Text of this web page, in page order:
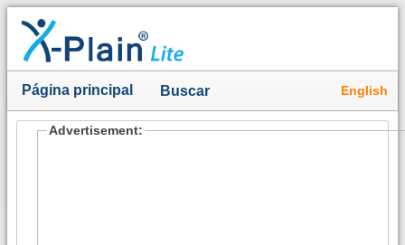
Página principal Buscar English
Advertisement: